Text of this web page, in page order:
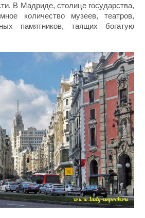
В Мадриде, столице государства,
количество музеев, театров,
памятников, таящих богатую